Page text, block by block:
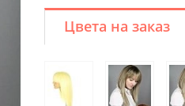
Цвета на заказ